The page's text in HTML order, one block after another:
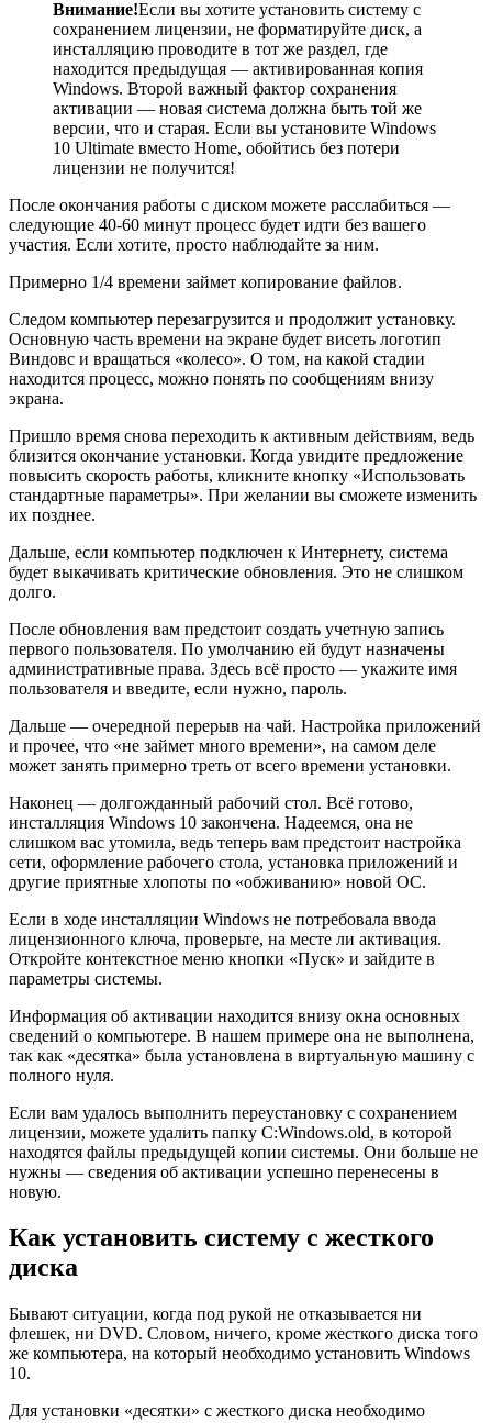
Внимание!Если вы хотите установить систему с
сохранением лицензии, не форматируйте диск, а
инсталляцию проводите в тот же раздел, где
находится предыдущая — активированная копия
Windows. Второй важный фактор сохранения
активации — новая система должна быть той же
версии, что и старая. Если вы установите Windows
10 Ultimate вместо Home, обойтись без потери
лицензии не получится!
После окончания работы с диском можете расслабиться —
следующие 40-60 минут процесс будет идти без вашего
участия. Если хотите, просто наблюдайте за ним.
Примерно 1/4 времени займет копирование файлов.
Следом компьютер перезагрузится и продолжит установку.
Основную часть времени на экране будет висеть логотип
Виндовс и вращаться «колесо». О том, на какой стадии
находится процесс, можно понять по сообщениям внизу
экрана.
Пришло время снова переходить к активным действиям, ведь
близится окончание установки. Когда увидите предложение
повысить скорость работы, кликните кнопку «Использовать
стандартные параметры». При желании вы сможете изменить
их позднее.
Дальше, если компьютер подключен к Интернету, система
будет выкачивать критические обновления. Это не слишком
долго.
После обновления вам предстоит создать учетную запись
первого пользователя. По умолчанию ей будут назначены
административные права. Здесь всё просто — укажите имя
пользователя и введите, если нужно, пароль.
Дальше — очередной перерыв на чай. Настройка приложений
и прочее, что «не займет много времени», на самом деле
может занять примерно треть от всего времени установки.
Наконец — долгожданный рабочий стол. Всё готово,
инсталляция Windows 10 закончена. Надеемся, она не
слишком вас утомила, ведь теперь вам предстоит настройка
сети, оформление рабочего стола, установка приложений и
другие приятные хлопоты по «обживанию» новой ОС.
Если в ходе инсталляции Windows не потребовала ввода
лицензионного ключа, проверьте, на месте ли активация.
Откройте контекстное меню кнопки «Пуск» и зайдите в
параметры системы.
Информация об активации находится внизу окна основных
сведений о компьютере. В нашем примере она не выполнена,
так как «десятка» была установлена в виртуальную машину с
полного нуля.
Если вам удалось выполнить переустановку с сохранением
лицензии, можете удалить папку C:Windows.old, в которой
находятся файлы предыдущей копии системы. Они больше не
нужны — сведения об активации успешно перенесены в
новую.
Как установить систему с жесткого
диска
Бывают ситуации, когда под рукой не отказывается ни
флешек, ни DVD. Словом, ничего, кроме жесткого диска того
же компьютера, на который необходимо установить Windows
10.
Для установки «десятки» с жесткого диска необходимо